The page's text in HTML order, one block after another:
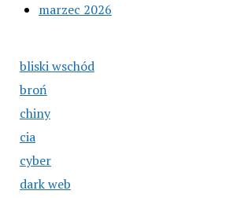
marzec 2026
bliski wschód
broń
chiny
cia
cyber
dark web